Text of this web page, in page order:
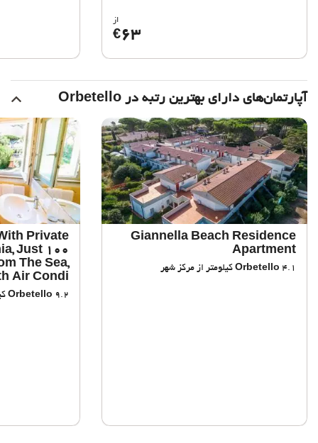
از
€63
آپارتمان‌های دارای بهترین رتبه در Orbetello
Giannella Beach Residence
Apartment
Orbetello 4.1 کیلومتر از مرکز شهر
Private
Just 100
The Sea,
Air Condi
Orbetello 9.2 کیلومتر از مرکز شهر